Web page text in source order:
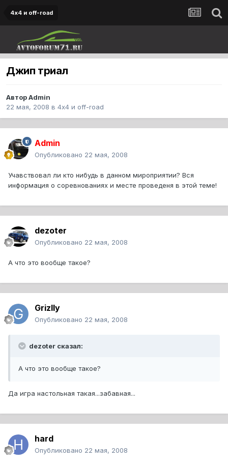
4х4 и off-road
Джип триал
АвторAdmin
22 мая, 2008 в 4х4 и off-road
Admin
Опубликовано 22 мая, 2008
Учавствовал ли кто нибудь в данном мироприятии? Вся
информация о соревнованиях и месте проведеня в этой теме!
dezoter
Опубликовано 22 мая, 2008
А что это вообще такое?
Grizlly
Опубликовано 22 мая, 2008
dezoter сказал:
А что это вообще такое?
Да игра настольная такая...забавная...
hard
Опубликовано 22 мая, 2008